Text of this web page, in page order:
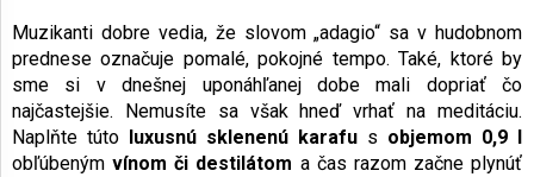
Muzikanti dobre vedia, že slovom „adagio“ sa v hudobnom
prednese označuje pomalé, pokojné tempo. Také, ktoré by
sme si v dnešnej uponáhľanej dobe mali dopriať čo
najčastejšie. Nemusíte sa však hneď vrhať na meditáciu.
Naplňte túto luxusnú sklenenú karafu s objemom 0,9 l
obľúbenýmvínom či destilátom a čas razom začne plynúť